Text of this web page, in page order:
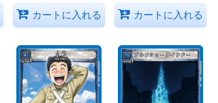
カートに入れる カートに入れる